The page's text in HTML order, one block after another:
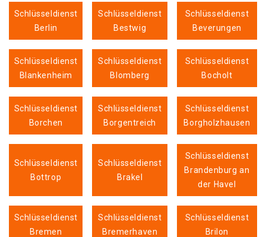
Schlüsseldienst
Berlin
Schlüsseldienst
Bestwig
Schlüsseldienst
Beverungen
Schlüsseldienst
Blankenheim
Schlüsseldienst
Blomberg
Schlüsseldienst
Bocholt
Schlüsseldienst
Borchen
Schlüsseldienst
Borgentreich
Schlüsseldienst
Borgholzhausen
Schlüsseldienst
Bottrop
Schlüsseldienst
Brakel
Schlüsseldienst
Brandenburg an
der Havel
Schlüsseldienst
Bremen
Schlüsseldienst
Bremerhaven
Schlüsseldienst
Brilon